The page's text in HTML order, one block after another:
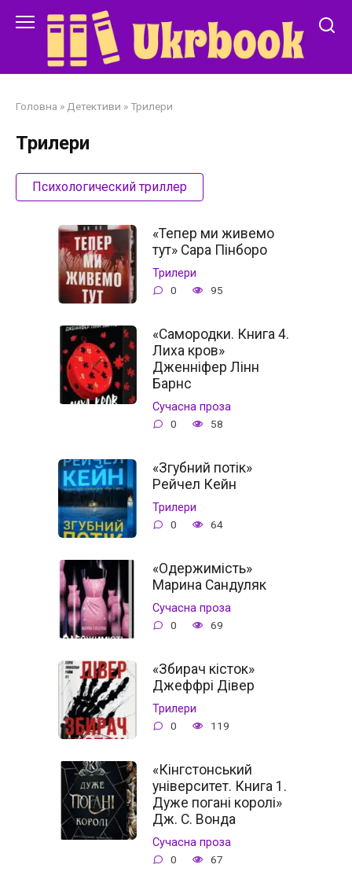
Головна » Детективи »Трилери
Трилери
Психологический триллер
«Тепер ми живемо
тут» Сара Пінборо
Трилери
0 95
«Самородки. Книга 4.
Лиха кров»
Дженніфер Лінн
Барнс
Сучасна проза
0 58
«Згубний потік»
Рейчел Кейн
Трилери
0 64
«Одержимість»
Марина Сандуляк
Сучасна проза
0 69
«Збирач кісток»
Джеффрі Дівер
Трилери
0 119
«Кінгстонський
університет. Книга 1.
Дуже погані королі»
Дж. С. Вонда
Сучасна проза
0 67